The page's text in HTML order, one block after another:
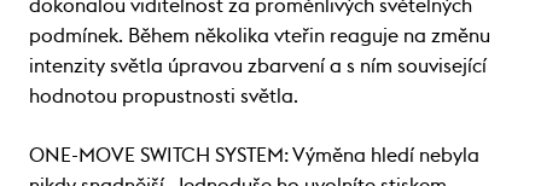
dokonalou viditelnost za proměnlivých světelných
podmínek. Během několika vteřin reaguje na změnu
intenzity světla úpravou zbarvení a s ním související
hodnotou propustnosti světla.
ONE-MOVE SWITCH SYSTEM: Výměna hledí nebyla